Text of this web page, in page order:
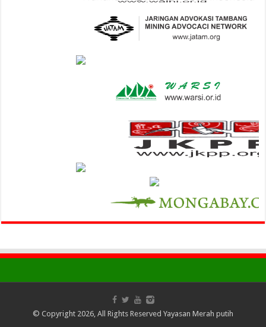
© Copyright 2026, All Rights Reserved Yayasan Merah putih